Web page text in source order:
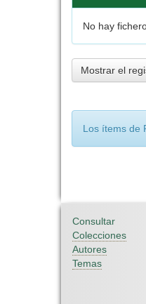
No hay
Mostrar el
Los ítems de
Consultar
Colecciones
Autores
Temas